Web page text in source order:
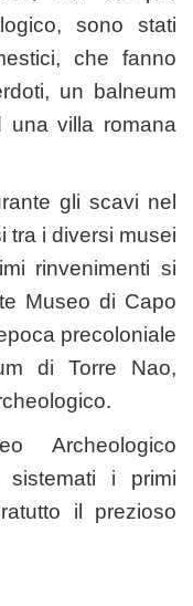
sono stati
che fanno
un balneum
una villa romana
gli scavi nel
tra i diversi musei
rinvenimenti si
Museo di Capo
precoloniale
di Torre Nao,
Archeologico
sistemati i primi
il prezioso